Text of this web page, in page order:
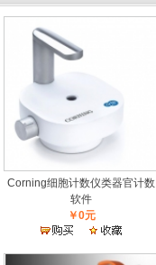
Corning细胞计数仪类器官计数
软件
￥0元